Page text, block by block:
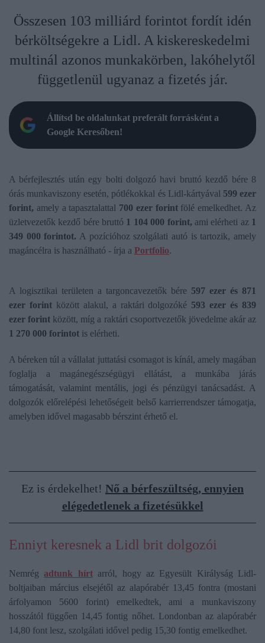
Összesen 103 milliárd forintot fordít idén
bérköltségekre a Lidl. A kiskereskedelmi
multinál azonos munkakörben, lakóhelytől
függetlenül ugyanaz a fizetés jár.
Állítsd be oldalunkat preferált forrásként a
Google Keresőben!
A bérfejlesztés után egy bolti dolgozó havi bruttó kezdő bére 8
órás munkaviszony esetén, pótlékokkal és Lidl-kártyával 599 ezer
forint, amely a tapasztalattal 700 ezer forintfölé emelkedhet. Az
üzletvezetők kezdő bére bruttó 1 104 000 forint, ami elérheti az 1
349 000 forintot. A pozícióhoz szolgálati autó is tartozik, amely
magáncélra is használható - írja a Portfolio.
A logisztikai területen a targoncavezetők bére 597 ezer és 871
ezer forintközött alakul, a raktári dolgozóké 593 ezer és 839
ezer forint között, míg a raktári csoportvezetők jövedelme akár az
1 270 000 forintot is elérheti.
A béreken túl a vállalat juttatási csomagot is kínál, amely magában
foglalja a magánegészségügyi ellátást, a munkába járás
támogatását, valamint mentális, jogi és pénzügyi tanácsadást. A
dolgozók előrelépési lehetőségeit belső karrierrendszer támogatja,
amelyben idővel magasabb bérszint érhető el.
Ez is érdekelhet! Nő a bérfeszültség, ennyien
elégedetlenek a fizetésükkel
Enniyt keresnek a Lidl brit dolgozói
Nemrég adtunk hírtarról, hogy az Egyesült Királyság Lidl-
boltjaiban március elsejétől az alapórabér 13,45 fontra (mostani
árfolyamon 5600 forint) emelkedtek, ami a munkaviszony
hosszától függően 14,45 fontig nőhet. Londonban az alapórabér
14,80 font lesz, szolgálati idővel pedig 15,30 fontig emelkedhet.